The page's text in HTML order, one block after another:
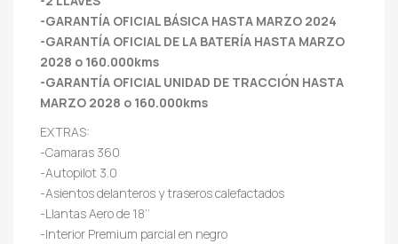
-GARANTÍA OFICIAL BÁSICA HASTA MARZO 2024
-GARANTÍA OFICIAL DE LA BATERÍA HASTA MARZO
2028 o 160.000kms
-GARANTÍA OFICIAL UNIDAD DE TRACCIÓN HASTA
MARZO 2028 o 160.000kms
EXTRAS:
-Camaras 360
-Autopilot 3.0
-Asientos delanteros y traseros calefactados
-Llantas Aero de 18’’
-Interior Premium parcial en negro